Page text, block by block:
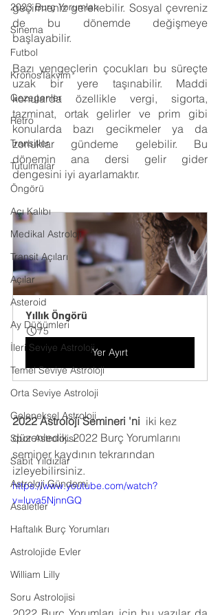
2023 Burç Yorumları
Sinema
Futbol
KronosTakvim
Gezegenler
Retro
Transitler
Tutulmalar
Öngörü
Açı Kalıbı
Medikal Astroloji
Transit Açıları
Açılar
Asteroid
Ay Düğümleri
İleri Seviye Astroloji
Temel Seviye Astroloji
Orta Seviye Astroloji
Geleneksel Astroloji
Spor Astrolojisi
Sabit Yıldızlar
Astroloji Gündemi
Asaletler
Haftalık Burç Yorumları
Astrolojide Evler
William Lilly
Soru Astrolojisi
geçirmeniz gerekebilir. Sosyal çevreniz
de bu dönemde değişmeye
başlayabilir.
Bazı yengeçlerin çocukları bu süreçte
uzak bir yere taşınabilir. Maddi
konularda özellikle vergi, sigorta,
tazminat, ortak gelirler ve prim gibi
konularda bazı gecikmeler ya da
zorluklar gündeme gelebilir. Bu
dönemin ana dersi gelir gider
dengesini iyi ayarlamaktır.
Yıllık Öngörü
75
Yer Ayırt
2022 Astroloji Semineri 'ni iki kez
düzenledik. 2022 Burç Yorumlarını
seminer kaydının tekrarından
izleyebilirsiniz.
https://www.youtube.com/watch?
v=luva5NjnnGQ